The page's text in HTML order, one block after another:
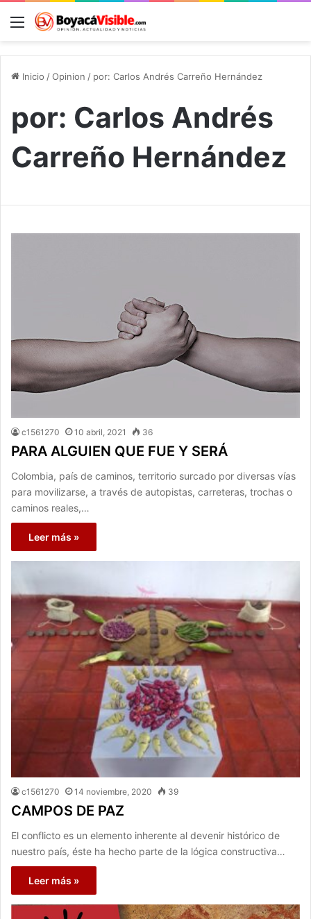
Menú
Inicio /Opinion / por: Carlos Andrés Carreño Hernández
por: Carlos Andrés
Carreño Hernández
c1561270 10 abril, 2021 36
PARA ALGUIEN QUE FUE Y SERÁ
Colombia, país de caminos, territorio surcado por diversas vías
para movilizarse, a través de autopistas, carreteras, trochas o
caminos reales,…
Leer más »
c1561270 14 noviembre, 2020 39
CAMPOS DE PAZ
El conflicto es un elemento inherente al devenir histórico de
nuestro país, éste ha hecho parte de la lógica constructiva…
Leer más »